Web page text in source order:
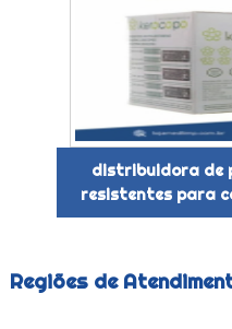
distribuidora de
resistentes para
Regiões de